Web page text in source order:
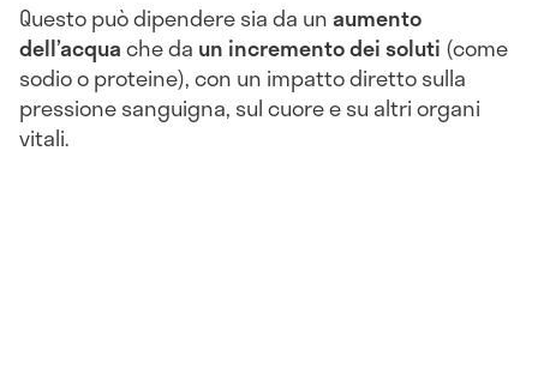
Questo può dipendere sia da unaumento
dell’acquache da un incremento dei soluti (come
sodio o proteine), con un impatto diretto sulla
pressione sanguigna, sul cuore e su altri organi
vitali.